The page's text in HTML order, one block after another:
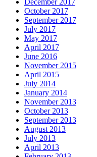
October 2017
September 2017
July 2017
May 2017
April 2017
June 2016
November 2015
April 2015
July 2014
January 2014
November 2013
October 2013
September 2013
August 2013
July 2013
April 2013